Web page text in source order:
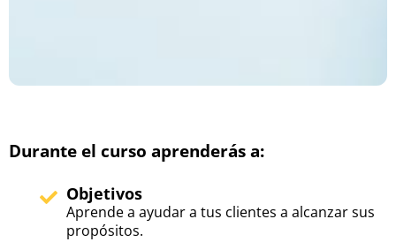
Durante el curso aprenderás a:
Objetivos
Aprende a ayudar a tus clientes a alcanzar sus
propósitos.